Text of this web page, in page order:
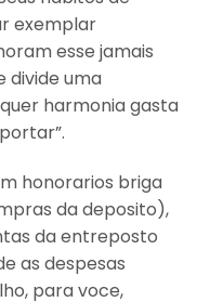
exemplar
esse jamais
divide uma
harmonia gasta
honorarios briga
da deposito),
da entreposto
as despesas
para voce,